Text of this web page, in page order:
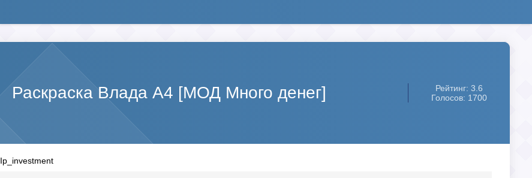
Раскраска Влада А4 [МОД Много денег]
Рейтинг: 3.6
Голосов: 1700
Ip_investment